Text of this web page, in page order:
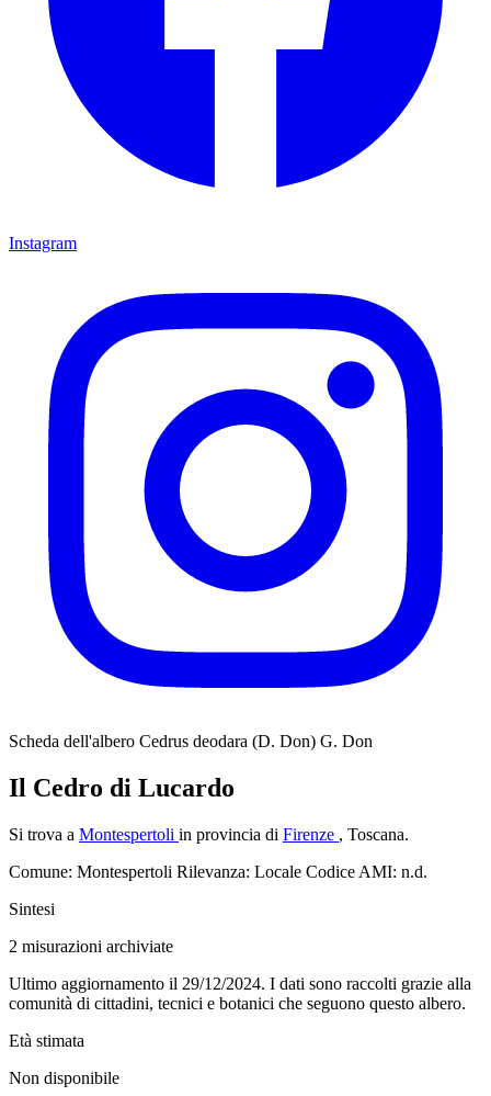
Instagram
Scheda dell'albero Cedrus deodara (D. Don) G. Don
Il Cedro di Lucardo
Si trova a Montespertoli in provincia di Firenze , Toscana.
Comune: Montespertoli Rilevanza: Locale Codice AMI: n.d.
Sintesi
2 misurazioni archiviate
Ultimo aggiornamento il 29/12/2024. I dati sono raccolti grazie alla
comunità di cittadini, tecnici e botanici che seguono questo albero.
Età stimata
Non disponibile